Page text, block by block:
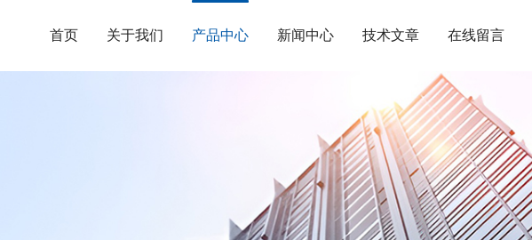
首页 关于我们 产品中心 新闻中心 技术文章 在线留言